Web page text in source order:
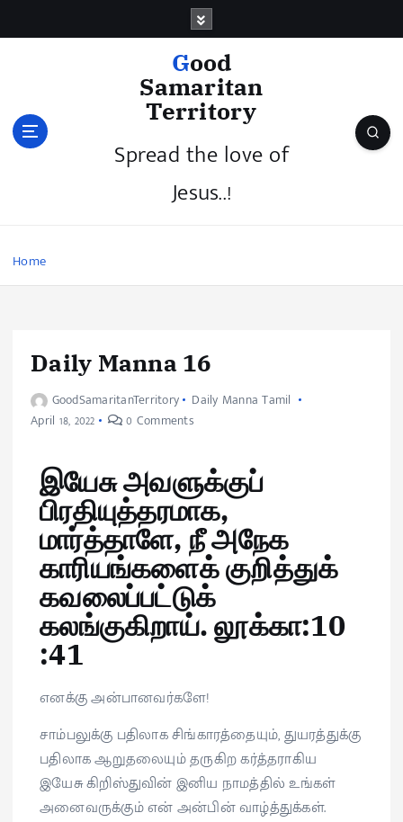
Good
Samaritan
Territory
Spread the love of
Jesus..!
Home
Daily Manna 16
GoodSamaritanTerritory
Daily Manna Tamil
April 18, 2022
0 Comments
இயேசு அவளுக்குப்
பிரதியுத்தரமாக,
மார்த்தாளே, நீ அநேக
காரியங்களைக் குறித்துக்
கவலைப்பட்டுக்
கலங்குகிறாய். லூக்கா:10
:41
எனக்கு அன்பானவர்களே!
சாம்பலுக்கு பதிலாக சிங்காரத்தையும், துயரத்துக்கு
பதிலாக ஆறுதலையும் தருகிற கர்த்தராகிய
இயேசு கிறிஸ்துவின் இனிய நாமத்தில் உங்கள்
அனைவருக்கும் என் அன்பின் வாழ்த்துக்கள்.